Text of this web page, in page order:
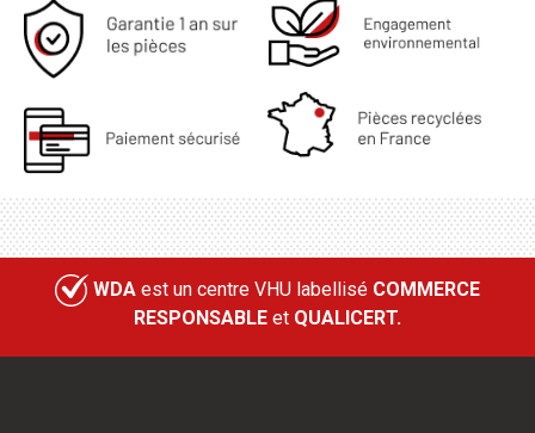
WDA est un centre VHU labellisé COMMERCE
RESPONSABLE et QUALICERT.